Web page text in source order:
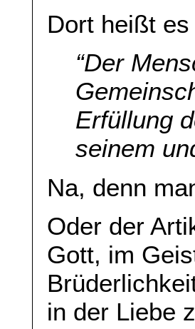
Dort heißt
“Der
Erfüllung
seinem
Na, denn
Oder der
Gott, im
in der Liebe